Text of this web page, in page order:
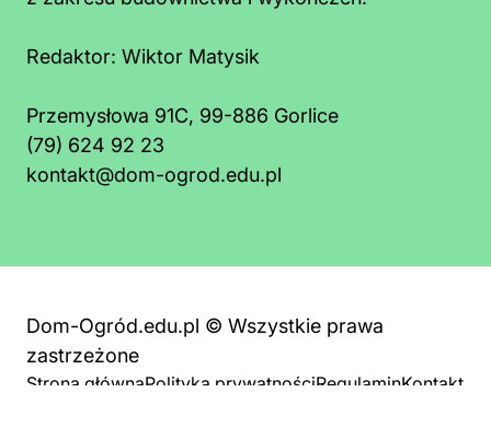
Redaktor: Wiktor Matysik
Przemysłowa 91C, 99-886 Gorlice
(79) 624 92 23
kontakt@dom-ogrod.edu.pl
Dom-Ogród.edu.pl © Wszystkie prawa
zastrzeżone
Strona głównaPolityka prywatnościRegulaminKontakt